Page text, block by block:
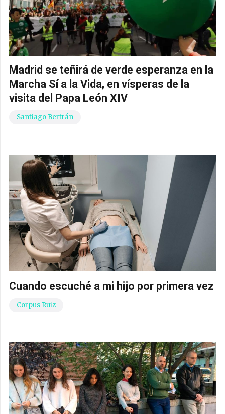
Madrid se teñirá de verde esperanza en la
Marcha Sí a la Vida, en vísperas de la
visita del Papa León XIV
Santiago Bertrán
Cuando escuché a mi hijo por primera vez
Corpus Ruiz